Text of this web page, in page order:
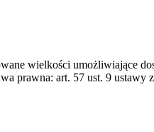
wielkości umożliwiające
prawna: art. 57 ust. 9 ustawy